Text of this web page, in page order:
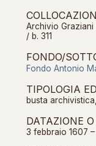
Archivio Graziani
/ b. 311
FONDO/
Fondo Antonio
TIPOLOGIA
busta
DATAZIONE
3 febbraio 1607